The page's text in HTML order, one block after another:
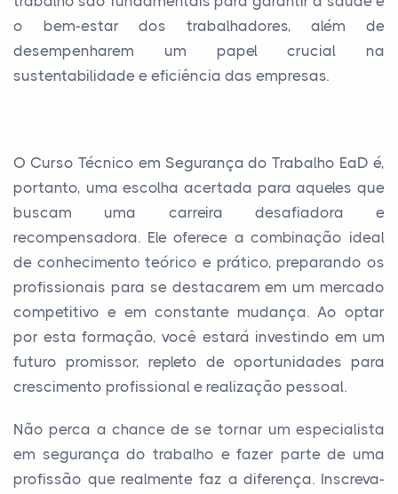
o bem-estar dos trabalhadores, além de
desempenharem um papel crucial na
sustentabilidade e eficiência das empresas.
O Curso Técnico em Segurança do Trabalho EaD é,
portanto, uma escolha acertada para aqueles que
buscam uma carreira desafiadora e
recompensadora. Ele oferece a combinação ideal
de conhecimento teórico e prático, preparando os
profissionais para se destacarem em um mercado
competitivo e em constante mudança. Ao optar
por esta formação, você estará investindo em um
futuro promissor, repleto de oportunidades para
crescimento profissional e realização pessoal.
Não perca a chance de se tornar um especialista
em segurança do trabalho e fazer parte de uma
profissão que realmente faz a diferença. Inscreva-